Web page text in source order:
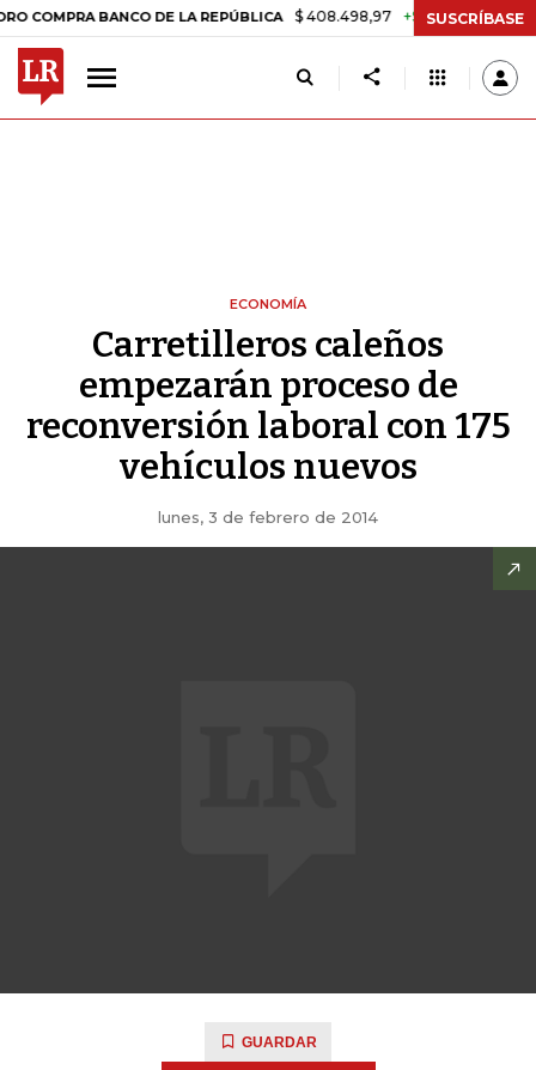
BANCO DE LA REPÚBLICA $ 408.498,97 +$ 8.753,81 +2,19%
SUSCRÍBASE
ECONOMÍA
Carretilleros caleños
empezarán proceso de
reconversión laboral con 175
vehículos nuevos
lunes, 3 de febrero de 2014
GUARDAR